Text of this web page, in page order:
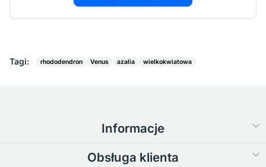
Tagi: rhododendron Venus azalia wielkokwiatowa
Informacje
Obsługa klienta